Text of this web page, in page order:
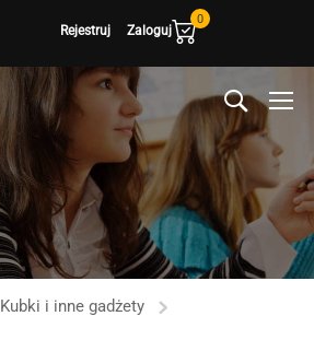
Rejestruj Zaloguj
0
Kubki i inne gadżety